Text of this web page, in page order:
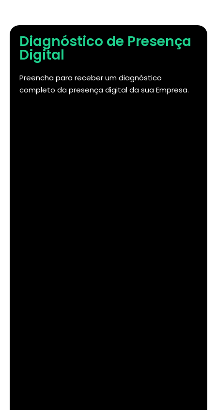
Diagnóstico de Presença
Digital
Preencha para receber um diagnóstico
completo da presença digital da sua Empresa.